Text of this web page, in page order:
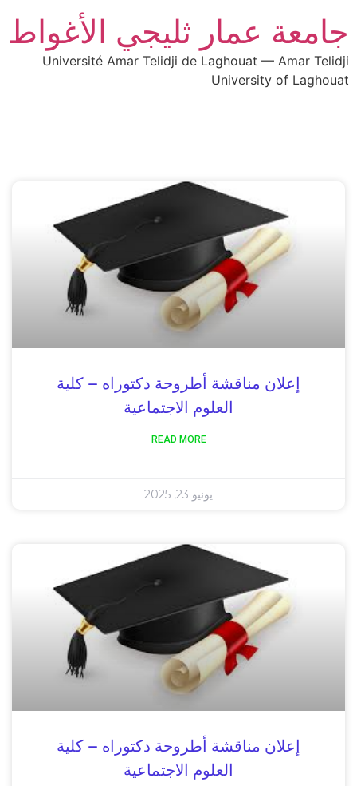
جامعة عمار ثليجي الأغواط
Université Amar Telidji de Laghouat — Amar Telidji
University of Laghouat
إعلان مناقشة أطروحة دكتوراه – كلية
العلوم الاجتماعية
READ MORE
يونيو 23, 2025
إعلان مناقشة أطروحة دكتوراه – كلية
العلوم الاجتماعية